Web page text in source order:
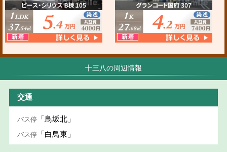
十三八の周辺情報
交通
バス停 「鳥坂北」
バス停 「白鳥東」